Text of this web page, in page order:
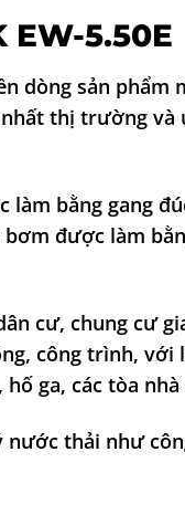
EW-5.50E
dòng sản phẩm
thị trường và
bằng gang
được làm
cư, chung cư
công trình,
ga, các tòa nhà
thải như